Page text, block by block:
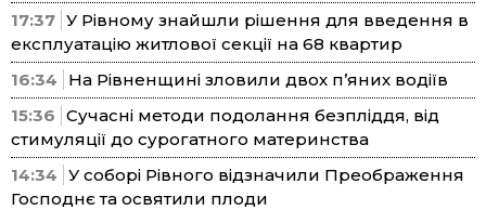
17:37 У Рівному знайшли рішення для введення в
експлуатацію житлової секції на 68 квартир
16:34
На Рівненщині зловили двох п’яних водіїв
15:36 Сучасні методи подолання безпліддя, від
стимуляції до сурогатного материнства
14:34 У соборі Рівного відзначили Преображення
Господнє та освятили плоди